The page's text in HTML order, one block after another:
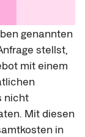
genannten
stellst,
mit einem
nicht
Mit diesen
in